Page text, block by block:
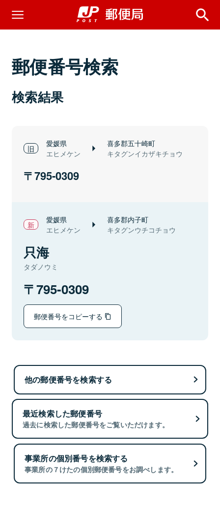
郵便番号検索
検索結果
愛媛県
エヒメケン
喜多郡五十崎町
キタグンイカザキチョウ
795-0309
愛媛県
エヒメケン
喜多郡内子町
キタグンウチコチョウ
只海
タダノウミ
795-0309
郵便番号をコピーする
他の郵便番号を検索する
最近検索した郵便番号
過去に検索した郵便番号をご覧いただけます。
事業所の個別番号を検索する
事業所の７けたの個別郵便番号をお調べします。